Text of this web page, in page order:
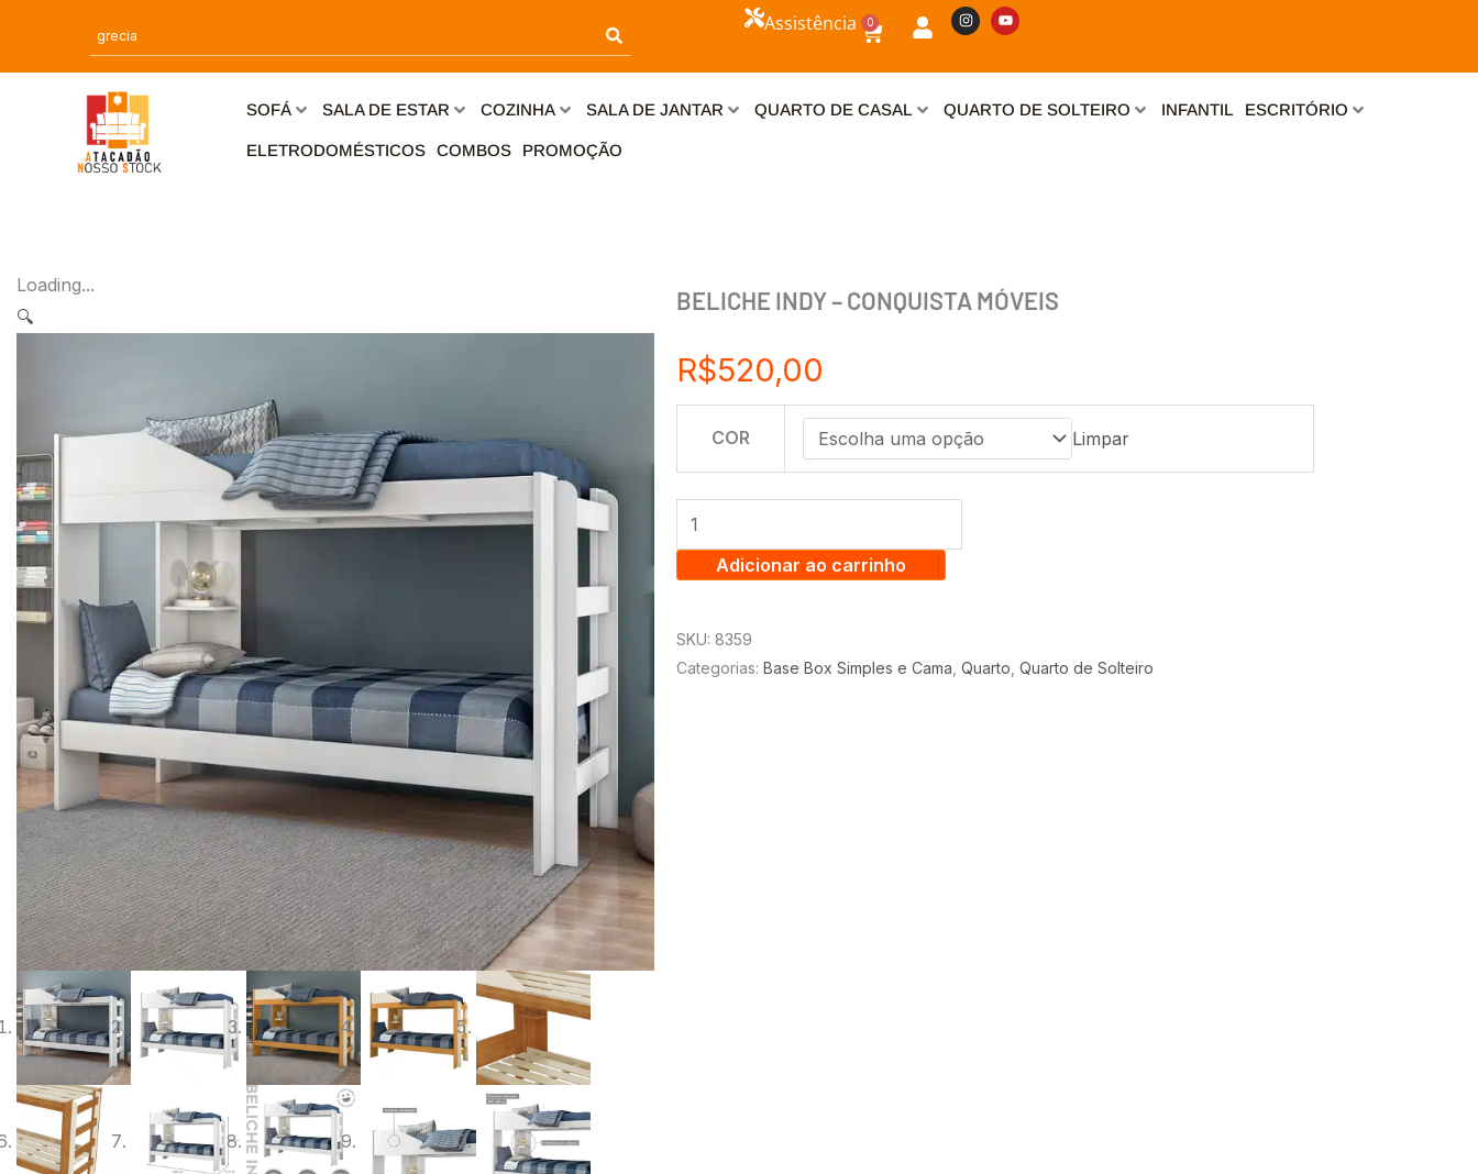
o
Assistência 0
Carrinho
I
n
s
a
Y
o
u
SOFÁ SALA DE ESTAR COZINHA SALA DE JANTAR QUARTO DE CASAL QUARTO DE SOLTEIRO INFANTIL ESCRITÓRIO
ELETRODOMÉSTICOS COMBOS PROMOÇÃO
Loading...
🔍
BELICHE INDY – CONQUISTA MÓVEIS
R$520,00
COR Limpar
BELICHE
INDY
-
CONQUISTA
MÓVEISAdicionar ao carrinho
SKU: 8359
Categorias: Base Box Simples e Cama Quarto Quarto de Solteiro